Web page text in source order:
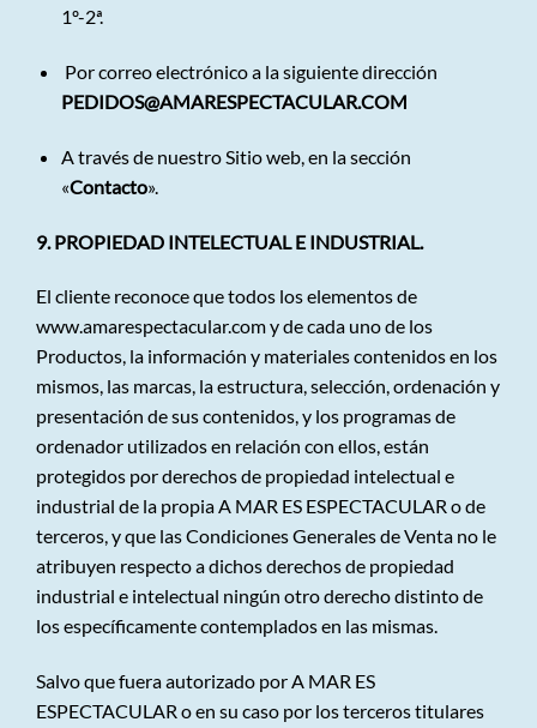
1º-2ª.
Por correo electrónico a la siguiente dirección
PEDIDOS@AMARESPECTACULAR.COM
A través de nuestro Sitio web, en la sección
«Contacto».
9. PROPIEDAD INTELECTUAL E INDUSTRIAL.
El cliente reconoce que todos los elementos de
www.amarespectacular.comy de cada uno de los
Productos, la información y materiales contenidos en los
mismos, las marcas, la estructura, selección, ordenación y
presentación de sus contenidos, y los programas de
ordenador utilizados en relación con ellos, están
protegidos por derechos de propiedad intelectual e
industrial de la propia A MAR ES ESPECTACULAR o de
terceros, y que las Condiciones Generales de Venta no le
atribuyen respecto a dichos derechos de propiedad
industrial e intelectual ningún otro derecho distinto de
los específicamente contemplados en las mismas.
Salvo que fuera autorizado por A MAR ES
ESPECTACULAR o en su caso por los terceros titulares